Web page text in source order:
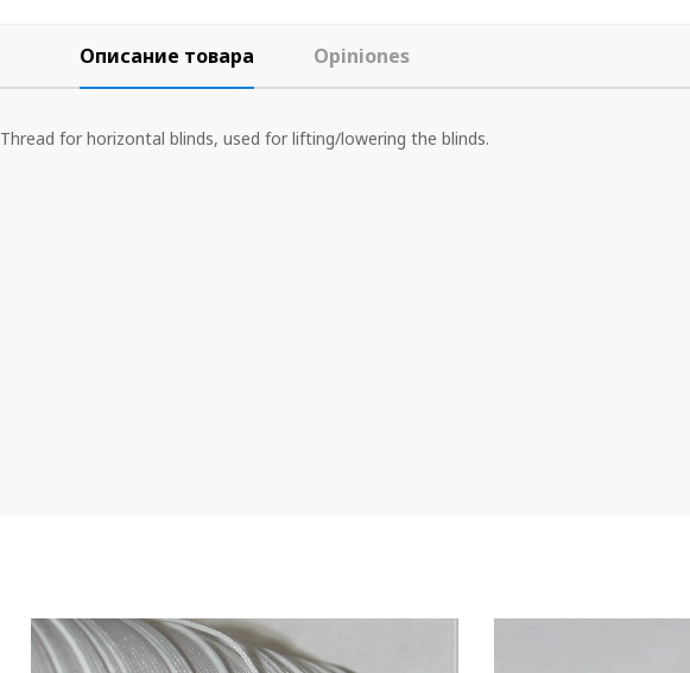
Описание товара Opiniones
Thread for horizontal blinds, used for lifting/lowering the blinds.